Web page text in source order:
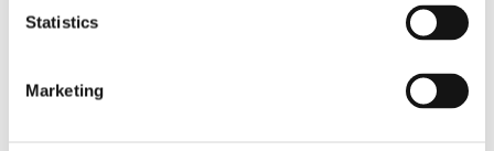
Statistics
Marketing